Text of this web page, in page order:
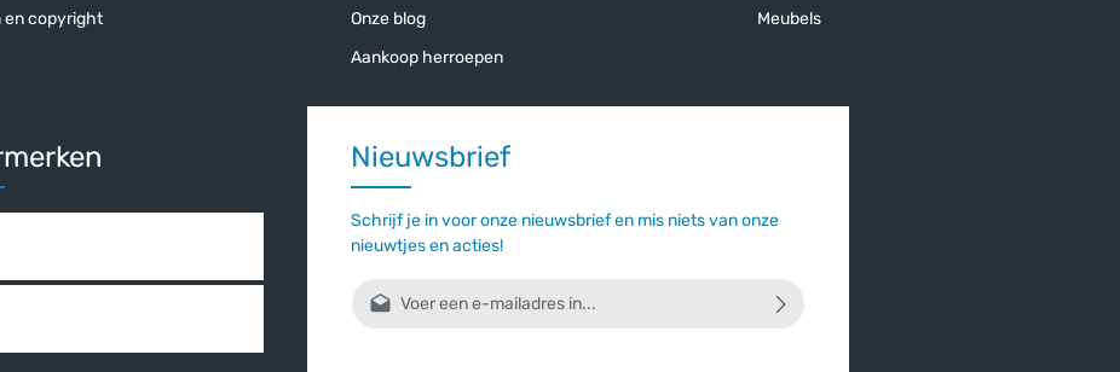
Nieuwsbrief
Schrijf je in voor onze nieuwsbrief en mis niets van onze
nieuwtjes en acties!
E-mailadres*
en copyright
Onze blog
Aankoop herroepen
Meubels